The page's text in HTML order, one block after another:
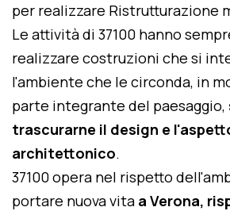
per realizzare Ristrutturazione
Le attività di 37100 hanno
realizzare costruzioni che si
l'ambiente che le circonda, in
parte integrante del paesaggio,
trascurarne il design e
architettonico.
37100 opera nel rispetto
portare nuova vita a Verona,